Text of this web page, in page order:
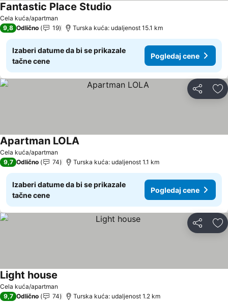
Cela kuća/apartman
Fantastic Place Studio
9,8 Odlično 19 Turska kuća: udaljenost 15.1 km
Izaberi datume da bi se prikazale
tačne cene
Pogledaj cene
Deli
Cela kuća/apartman
Apartman LOLA
9,7 Odlično 74 Turska kuća: udaljenost 1.1 km
Izaberi datume da bi se prikazale
tačne cene
Pogledaj cene
Deli
Cela kuća/apartman
Light house
9,7 Odlično 74 Turska kuća: udaljenost 1.2 km